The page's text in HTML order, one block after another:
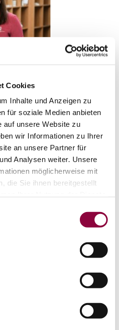
Cookies
Inhalte und Anzeigen zu
für soziale Medien anbieten
auf unsere Website zu
wir Informationen zu Ihrer
an unsere Partner für
Analysen weiter. Unsere
möglicherweise mit
die Sie ihnen bereitgestellt
auf Karte anzeigen